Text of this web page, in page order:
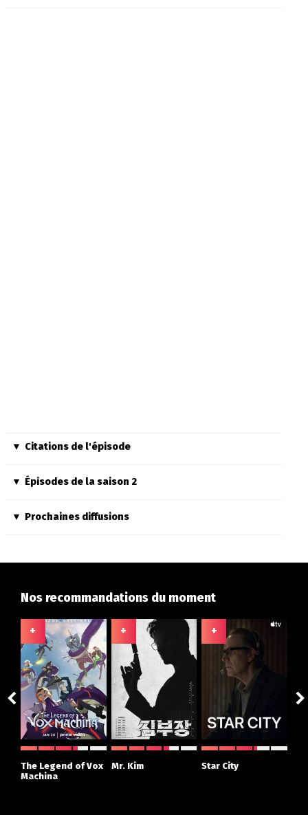
Citations de l'épisode
Épisodes de la saison 2
Prochaines diffusions
Nos recommandations du moment
+
The Legend of Vox
Machina
+
Mr. Kim
+
Star City